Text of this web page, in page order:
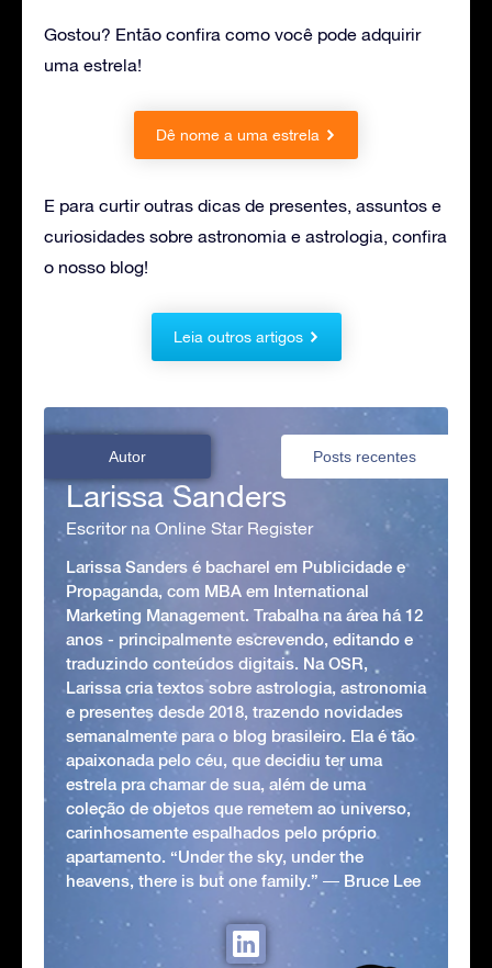
Gostou? Então confira como você pode adquirir
uma estrela!
Dê nome a uma estrela
E para curtir outras dicas de presentes, assuntos e
curiosidades sobre astronomia e astrologia, confira
o nosso blog!
Leia outros artigos
Autor Posts recentes
Larissa Sanders
Escritor na Online Star Register
Larissa Sanders é bacharel em Publicidade e
Propaganda, com MBA em International
Marketing Management. Trabalha na área há 12
anos - principalmente escrevendo, editando e
traduzindo conteúdos digitais. Na OSR,
Larissa cria textos sobre astrologia, astronomia
e presentes desde 2018, trazendo novidades
semanalmente para o blog brasileiro. Ela é tão
apaixonada pelo céu, que decidiu ter uma
estrela pra chamar de sua, além de uma
coleção de objetos que remetem ao universo,
carinhosamente espalhados pelo próprio
apartamento. “Under the sky, under the
heavens, there is but one family.” ― Bruce Lee